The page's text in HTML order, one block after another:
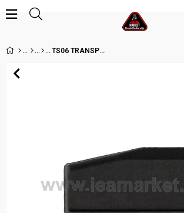
TS06 TRANSPONDER